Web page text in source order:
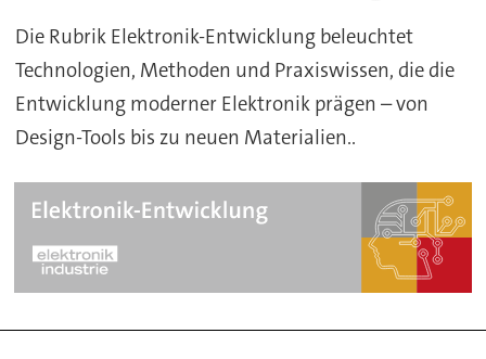
Die Rubrik Elektronik-Entwicklung beleuchtet
Technologien, Methoden und Praxiswissen, die die
Entwicklung moderner Elektronik prägen – von
Design-Tools bis zu neuen Materialien..